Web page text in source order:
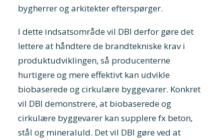
bygherrer og arkitekter efterspørger.
I dette indsatsområde vil DBI derfor gøre det
lettere at håndtere de brandtekniske krav i
produktudviklingen, så producenterne
hurtigere og mere effektivt kan udvikle
biobaserede og cirkulære byggevarer. Konkret
vil DBI demonstrere, at biobaserede og
cirkulære byggevarer kan supplere fx beton,
stål og mineraluld. Det vil DBI gøre ved at